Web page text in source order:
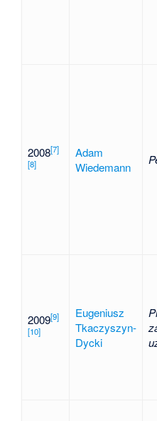
2008[7]
[8]
Adam
Wiedemann
2009[9]
[10]
Eugeniusz
Tkaczyszyn-
Dycki